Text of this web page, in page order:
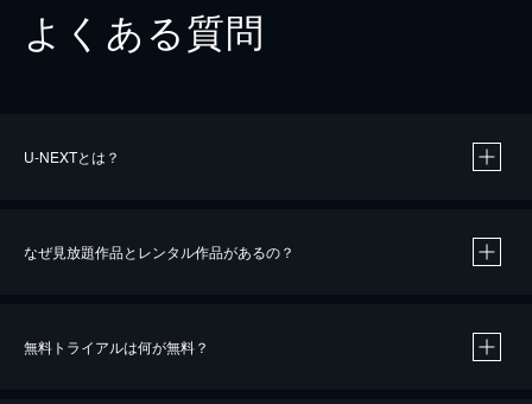
よくある質問
U-NEXTとは？
なぜ見放題作品とレンタル作品があるの？
無料トライアルは何が無料？